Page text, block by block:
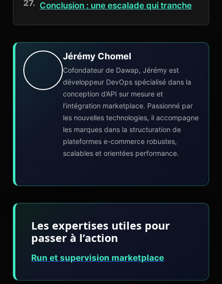
Conclusion : une escalade qui tranche
Jérémy Chomel
Cofondateur de Dawap, Jérémy est
développeur DevOps spécialisé dans la
conception d’API sur mesure et
l’intégration marketplace. Passionné par
les nouvelles technologies, il accompagne
les marques dans la structuration de
plateformes e-commerce robustes,
scalables et orientées performance.
Les expertises utiles pour
passer à l’action
Run et supervision marketplace